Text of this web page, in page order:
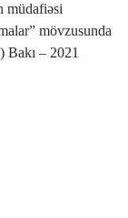
müdafiəsi
mövzusunda
Bakı – 2021